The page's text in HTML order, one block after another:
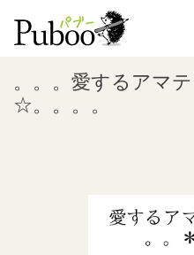
。。。愛するアマ
☆。。。。